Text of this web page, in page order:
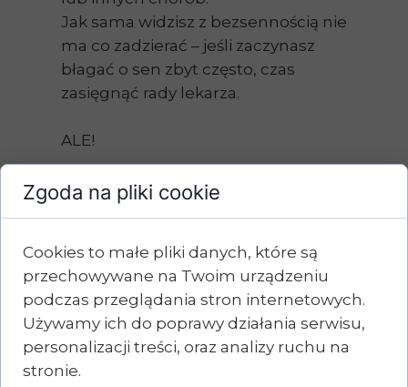
Jak sama widzisz z bezsennością nie
ma co zadzierać – jeśli zaczynasz
błagać o sen zbyt często, czas
zasięgnąć rady lekarza.
ALE!
Zazwyczaj na tym się nie skończy.
przyczynę. Najczęściej w tym, że nie
potrafimy dobrze gospodarować
stresem i dosłownie przytłacza nas
on. Nadchodzi noc, a ty zamiast
o wyciszeniu myślisz o pracy, złej
szefowej, dzieciach, obowiązkach,
Zgoda na pliki cookie
Cookies to małe pliki danych, które są
przechowywane na Twoim urządzeniu
podczas przeglądania stron internetowych.
Używamy ich do poprawy działania serwisu,
personalizacji treści, oraz analizy ruchu na
stronie.